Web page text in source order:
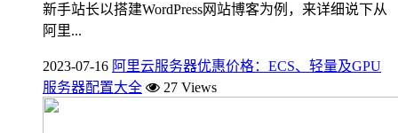
新手站长以搭建WordPress网站博客为例，来详细说下从
阿里...
2023-07-16 阿里云服务器优惠价格：ECS、轻量及GPU
服务器配置大全
27 Views